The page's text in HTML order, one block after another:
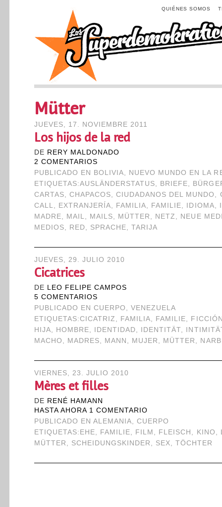
QUIÉNES SOMOS
Mütter
JUEVES, 17. NOVIEMBRE 2011
Los hijos de la red
DE RERY MALDONADO
2 COMENTARIOS
PUBLICADO EN
BOLIVIA, NUEVO MUNDO EN LA
ETIQUETAS:AUSLÄNDERSTATUS, BRIEFE,
CARTAS, CHAPACOS, CIUDADANOS DEL MUNDO ,
CALL, EXTRANJERÍA, FAMILIA, FAMILIE, IDIOMA,
MADRE, MAIL, MAILS, MÜTTER , NETZ , NEUE
MEDIOS, RED, SPRACHE,TARIJA
JUEVES, 29. JULIO 2010
Cicatrices
DE LEO FELIPE CAMPOS
5 COMENTARIOS
PUBLICADO EN CUERPO ,VENEZUELA
ETIQUETAS:CICATRIZ , FAMILIA, FAMILIE,
HIJA, HOMBRE, IDENTIDAD, IDENTITÄT,
MACHO , MADRES, MANN , MUJER , MÜTTER ,
VIERNES, 23. JULIO 2010
Mères et filles
DE RENÉ HAMANN
HASTA AHORA 1 COMENTARIO
PUBLICADO EN ALEMANIA,CUERPO
ETIQUETAS: EHE, FAMILIE, FILM , FLEISCH , KINO ,
MÜTTER , SCHEIDUNGSKINDER , SEX,TÖCHTER